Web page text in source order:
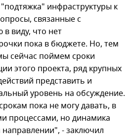
инфраструктуры к
связанные с
виду, что нет
пока в бюджете. Но, тем
сейчас поймем сроки
этого проекта, ряд крупных
представить и
уровень на обсуждение.
пока не могу давать, в
процессами, но динамика
- заключил